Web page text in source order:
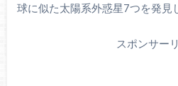
球に似た太陽系外惑星7つを発見
スポンサー